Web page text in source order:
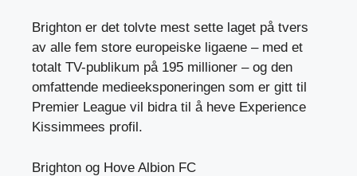
Brighton er det tolvte mest sette laget på tvers
av alle fem store europeiske ligaene – med et
totalt TV-publikum på 195 millioner – og den
omfattende medieeksponeringen som er gitt til
Premier League vil bidra til å heve Experience
Kissimmees profil.
Brighton og Hove Albion FC